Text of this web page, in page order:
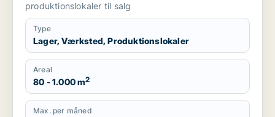
produktionslokaler til salg
Type
Lager, Værksted, Produktionslokaler
Areal
80 - 1.000 m2
Max. per måned